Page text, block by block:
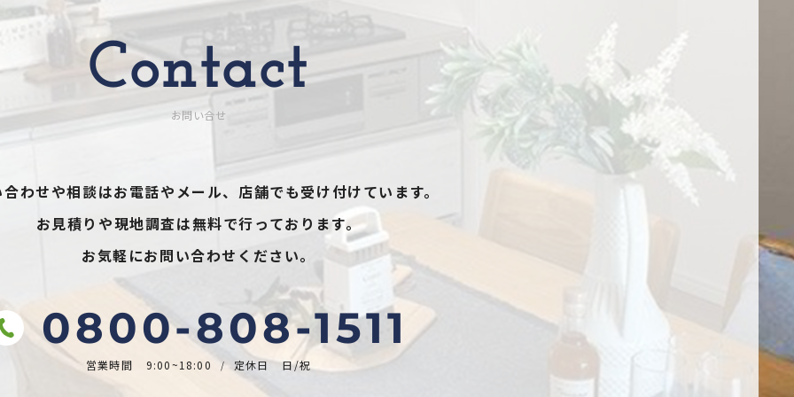
Contact
お問い合せ
わせや相談はお電話やメール、 店舗でも受け付けています。
お見積りや現地調査は無料で行っております。
お気軽にお問い合わせください。
0800-808-1511
営業時間 9:00~18:00 定休日 日/祝